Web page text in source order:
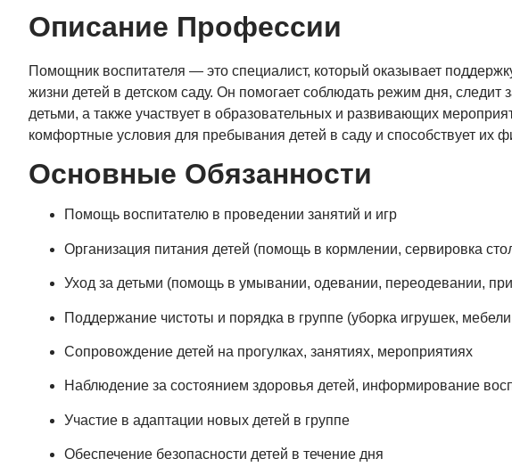
Описание Профессии
Помощник воспитателя — это специалист, который оказывает
жизни детей в детском саду. Он помогает соблюдать режим дня, следит
детьми, а также участвует в образовательных и развивающих
комфортные условия для пребывания детей в саду и способствует их
Основные Обязанности
Помощь воспитателю в проведении занятий и игр
Организация питания детей (помощь в кормлении, сервировка
Уход за детьми (помощь в умывании, одевании, переодевании,
Поддержание чистоты и порядка в группе (уборка игрушек,
Сопровождение детей на прогулках, занятиях, мероприятиях
Наблюдение за состоянием здоровья детей, информирование
Участие в адаптации новых детей в группе
Обеспечение безопасности детей в течение дня